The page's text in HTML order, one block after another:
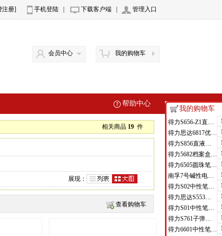
注册] 手机登陆 下载客户端 管理入口
会员中心 我的购物车
帮助中心
相关商品 19件
展现：
查看购物车
我的购物车
得力S656-Z1直液式走珠笔0.5mm子弹头(红)(支)
得力思达6817优逸白板笔(黑)(支)
得力S856直液式走珠笔(黑)(支)
得力5682档案盒(蓝)(只)
得力6505圆珠笔0.7mm子弹头(蓝)(支)
南孚7号碱性电池聚能环4代
得力S02中性笔0.7mm弹簧头(黑)(支)
得力思达S553可加墨记号笔(黑)(支)
得力S01中性笔0.5mm弹簧头(黑)(支)
得力S761子弹头中性笔芯0.7mm子弹头(黑)(支)
得力6601中性笔0.5mm半针管(黑)(支)